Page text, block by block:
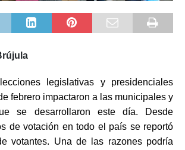
legislativas y presidenciales
febrero impactaron a las municipales y
se desarrollaron este día. Desde
de votación en todo el país se reportó
votantes. Una de las razones podría